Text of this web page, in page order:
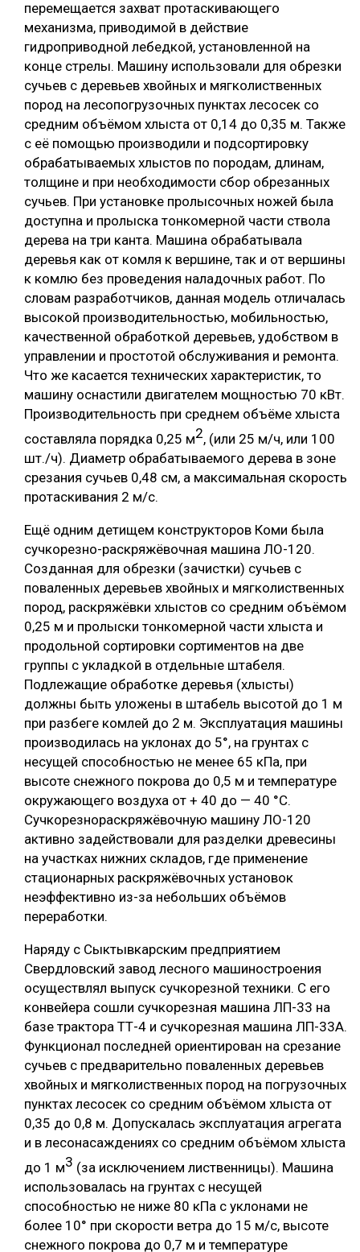
перемещается захват протаскивающего
механизма, приводимой в действие
гидроприводной лебедкой, установленной на
конце стрелы. Машину использовали для обрезки
сучьев с деревьев хвойных и мягколиственных
пород на лесопогрузочных пунктах лесосек со
средним объёмом хлыста от 0,14 до 0,35 м. Также
с её помощью производили и подсортировку
обрабатываемых хлыстов по породам, длинам,
толщине и при необходимости сбор обрезанных
сучьев. При установке пролысочных ножей была
доступна и пролыска тонкомерной части ствола
дерева на три канта. Машина обрабатывала
деревья как от комля к вершине, так и от вершины
к комлю без проведения наладочных работ. По
словам разработчиков, данная модель отличалась
высокой производительностью, мобильностью,
качественной обработкой деревьев, удобством в
управлении и простотой обслуживания и ремонта.
Что же касается технических характеристик, то
машину оснастили двигателем мощностью 70 кВт.
Производительность при среднем объёме хлыста
составляла порядка 0,25 м2, (или 25 м/ч, или 100
шт./ч). Диаметр обрабатываемого дерева в зоне
срезания сучьев 0,48 см, а максимальная скорость
протаскивания 2 м/с.
Ещё одним детищем конструкторов Коми была
сучкорезно-раскряжёвочная машина ЛО-120.
Созданная для обрезки (зачистки) сучьев с
поваленных деревьев хвойных и мягколиственных
пород, раскряжёвки хлыстов со средним объёмом
0,25 м и пролыски тонкомерной части хлыста и
продольной сортировки сортиментов на две
группы с укладкой в отдельные штабеля.
Подлежащие обработке деревья (хлысты)
должны быть уложены в штабель высотой до 1 м
при разбеге комлей до 2 м. Эксплуатация машины
производилась на уклонах до 5°, на грунтах с
несущей способностью не менее 65 кПа, при
высоте снежного покрова до 0,5 м и температуре
окружающего воздуха от + 40 до — 40 °С.
Сучкорезнораскряжёвочную машину ЛО-120
активно задействовали для разделки древесины
на участках нижних складов, где применение
стационарных раскряжёвочных установок
неэффективно из-за небольших объёмов
переработки.
Наряду с Сыктывкарским предприятием
Свердловский завод лесного машиностроения
осуществлял выпуск сучкорезной техники. С его
конвейера сошли сучкорезная машина ЛП-33 на
базе трактора ТТ-4 и сучкорезная машина ЛП-33А.
Функционал последней ориентирован на срезание
сучьев с предварительно поваленных деревьев
хвойных и мягколиственных пород на погрузочных
пунктах лесосек со средним объёмом хлыста от
0,35 до 0,8 м. Допускалась эксплуатация агрегата
и в лесонасаждениях со средним объёмом хлыста
до 1 м3 (за исключением лиственницы). Машина
использовалась на грунтах с несущей
способностью не ниже 80 кПа с уклонами не
более 10° при скорости ветра до 15 м/с, высоте
снежного покрова до 0,7 м и температуре